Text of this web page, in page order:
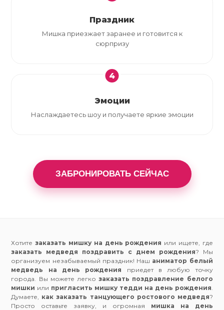
Праздник
Мишка приезжает заранее и готовится к
сюрпризу
4
Эмоции
Наслаждаетесь шоу и получаете яркие эмоции
ЗАБРОНИРОВАТЬ СЕЙЧАС
Хотитезаказать мишку на день рождения или ищете, где
заказать медведя поздравить с днем рождения? Мы
организуем незабываемый праздник! Наш аниматор белый
медведь на день рождения приедет в любую точку
города. Вы можете легкозаказать поздравление белого
мишки или пригласить мишку тедди на день рождения
Думаете, как заказать танцующего ростового медведя?
Просто оставьте заявку, и огромная мишка на день